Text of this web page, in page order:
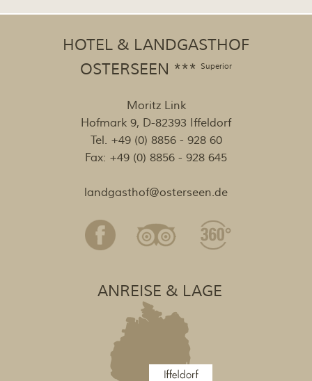
HOTEL & LANDGASTHOF
OSTERSEEN *** Superior
Moritz Link
Hofmark 9, D-82393 Iffeldorf
Tel. +49 (0) 8856 - 928 60
Fax: +49 (0) 8856 - 928 645
landgasthof@osterseen.de
ANREISE & LAGE